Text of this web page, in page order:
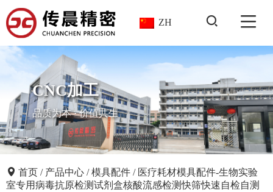
ZH
CNC加工
品质为本 · 价值共生
首页 / 产品中心 /模具配件 / 医疗耗材模具配件-生物实验
室专用病毒抗原检测试剂盒核酸流感检测快筛快速自检自测